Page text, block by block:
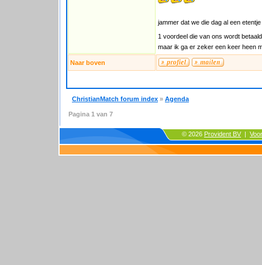
jammer dat we die dag al een
1 voordeel die van ons wordt
maar ik ga er zeker een keer heen
Naar boven
ChristianMatch forum index » Agenda
Pagina 1 van 7
© 2026 Provident BV |